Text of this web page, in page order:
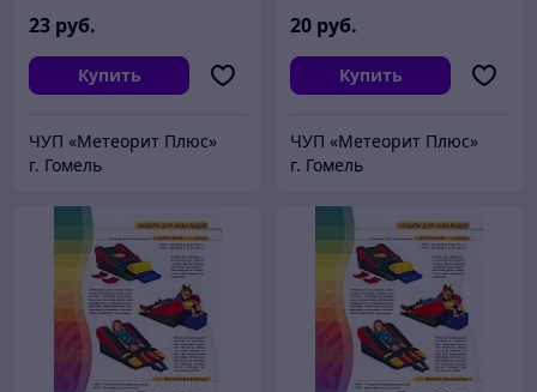
23 руб.
Купить
ЧУП «Метеорит Плюс»
г. Гомель
20 руб.
Купить
ЧУП «Метеорит Плюс»
г. Гомель